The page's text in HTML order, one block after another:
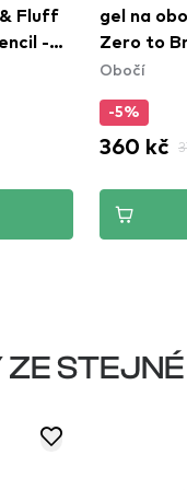
-
Brow
Obočí
-25%
255 kč